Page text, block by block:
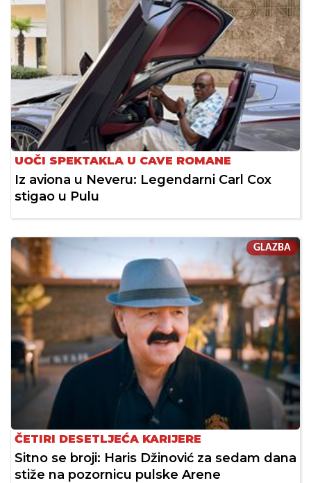
UOČI SPEKTAKLA U CAVE ROMANE
Iz aviona u Neveru: Legendarni Carl Cox
stigao u Pulu
GLAZBA
ČETIRI DESETLJEĆA KARIJERE
Sitno se broji: Haris Džinović za sedam dana
stiže na pozornicu pulske Arene